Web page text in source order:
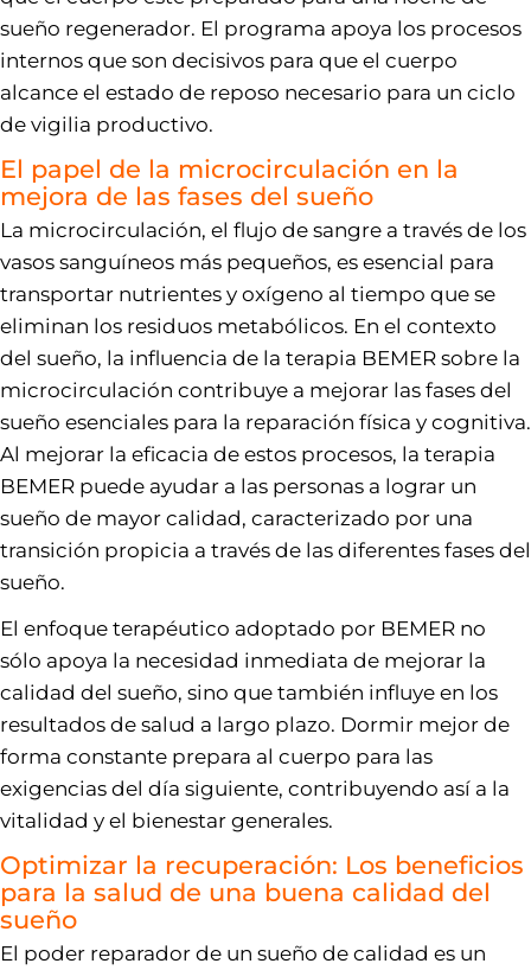
sueño regenerador. El programa apoya los procesos
internos que son decisivos para que el cuerpo
alcance el estado de reposo necesario para un ciclo
de vigilia productivo.
El papel de la microcirculación en la
mejora de las fases del sueño
La microcirculación, el flujo de sangre a través de los
vasos sanguíneos más pequeños, es esencial para
transportar nutrientes y oxígeno al tiempo que se
eliminan los residuos metabólicos. En el contexto
del sueño, la influencia de la terapia BEMER sobre la
microcirculación contribuye a mejorar las fases del
sueño esenciales para la reparación física y cognitiva.
Al mejorar la eficacia de estos procesos, la terapia
BEMER puede ayudar a las personas a lograr un
sueño de mayor calidad, caracterizado por una
transición propicia a través de las diferentes fases del
sueño.
El enfoque terapéutico adoptado por BEMER no
sólo apoya la necesidad inmediata de mejorar la
calidad del sueño, sino que también influye en los
resultados de salud a largo plazo. Dormir mejor de
forma constante prepara al cuerpo para las
exigencias del día siguiente, contribuyendo así a la
vitalidad y el bienestar generales.
Optimizar la recuperación: Los beneficios
para la salud de una buena calidad del
sueño
El poder reparador de un sueño de calidad es un